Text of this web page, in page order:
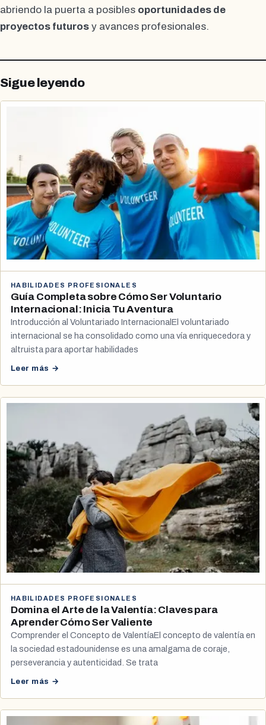
abriendo la puerta a posibles oportunidades de
proyectos futuros y avances profesionales.
Sigue leyendo
HABILIDADES PROFESIONALES
Guía Completa sobre Cómo Ser Voluntario
Internacional: Inicia Tu Aventura
Introducción al Voluntariado InternacionalEl voluntariado
internacional se ha consolidado como una vía enriquecedora y
altruista para aportar habilidades
Leer más →
HABILIDADES PROFESIONALES
Domina el Arte de la Valentía: Claves para
Aprender Cómo Ser Valiente
Comprender el Concepto de ValentíaEl concepto de valentía en
la sociedad estadounidense es una amalgama de coraje,
perseverancia y autenticidad. Se trata
Leer más →